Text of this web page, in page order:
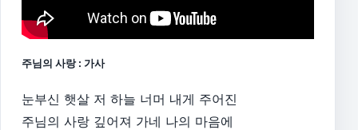
주님의 사랑 : 가사
눈부신 햇살 저 하늘 너머 내게 주어진
주님의 사랑 깊어져 가네 나의 마음에